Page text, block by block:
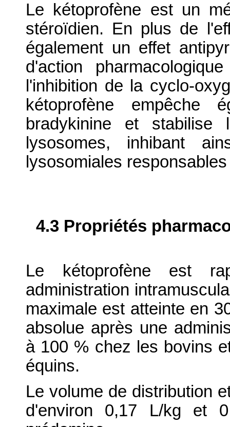
Le kétoprofène est un
stéroïdien. En plus de
également un effet
d'action
l'inhibition de la cyclo-
kétoprofène empêche
bradykinine et stabilise
lysosomes, inhibant
lysosomiales
4.3 Propriétés
Le kétoprofène est
administration
maximale est atteinte en
absolue après une
à 100 % chez les bovins
équins.
Le volume de distribution
d'environ 0,17 L/kg et